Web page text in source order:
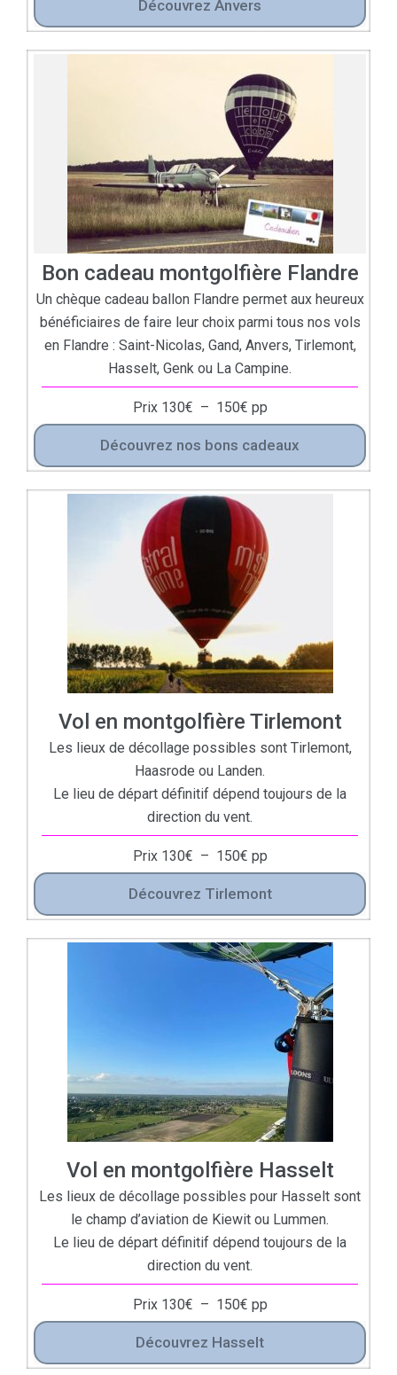
Découvrez Anvers
Bon cadeau montgolfière Flandre
Un chèque cadeau ballon Flandre permet aux heureux
bénéficiaires de faire leur choix parmi tous nos vols
en Flandre : Saint-Nicolas, Gand, Anvers, Tirlemont,
Hasselt, Genk ou La Campine.
Prix 130€ – 150€ pp
Découvrez nos bons cadeaux
Vol en montgolfière Tirlemont
Les lieux de décollage possibles sont Tirlemont,
Haasrode ou Landen.
Le lieu de départ définitif dépend toujours de la
direction du vent.
Prix 130€ – 150€ pp
Découvrez Tirlemont
Vol en montgolfière Hasselt
Les lieux de décollage possibles pour Hasselt sont
le champ d’aviation de Kiewit ou Lummen.
Le lieu de départ définitif dépend toujours de la
direction du vent.
Prix 130€ – 150€ pp
Découvrez Hasselt